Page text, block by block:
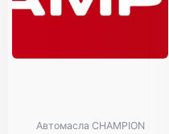
Автомасла CHAMPION